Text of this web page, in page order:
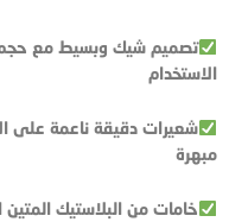
تصميم شيك وبسيط مع حجم
الاستخدام
شعيرات دقيقة ناعمة
مبهرة
خامات من البلاستيك المتين